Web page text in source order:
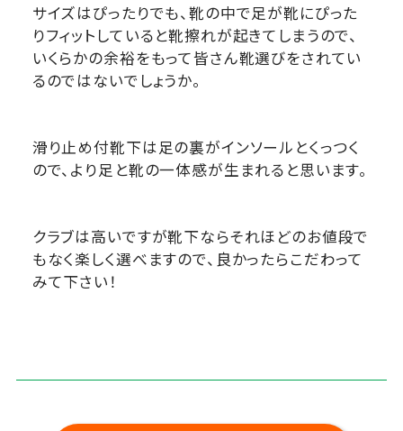
サイズはぴったりでも、靴の中で足が靴にぴった
りフィットしていると靴擦れが起きてしまうので、
いくらかの余裕をもって皆さん靴選びをされてい
るのではないでしょうか。
滑り止め付靴下は足の裏がインソールとくっつく
ので、より足と靴の一体感が生まれると思います。
クラブは高いですが靴下ならそれほどのお値段で
もなく楽しく選べますので、良かったらこだわって
みて下さい！